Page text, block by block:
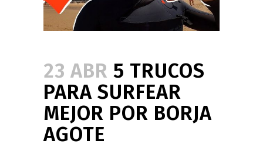
23 ABR 5 TRUCOS
PARA SURFEAR
MEJOR POR BORJA
AGOTE